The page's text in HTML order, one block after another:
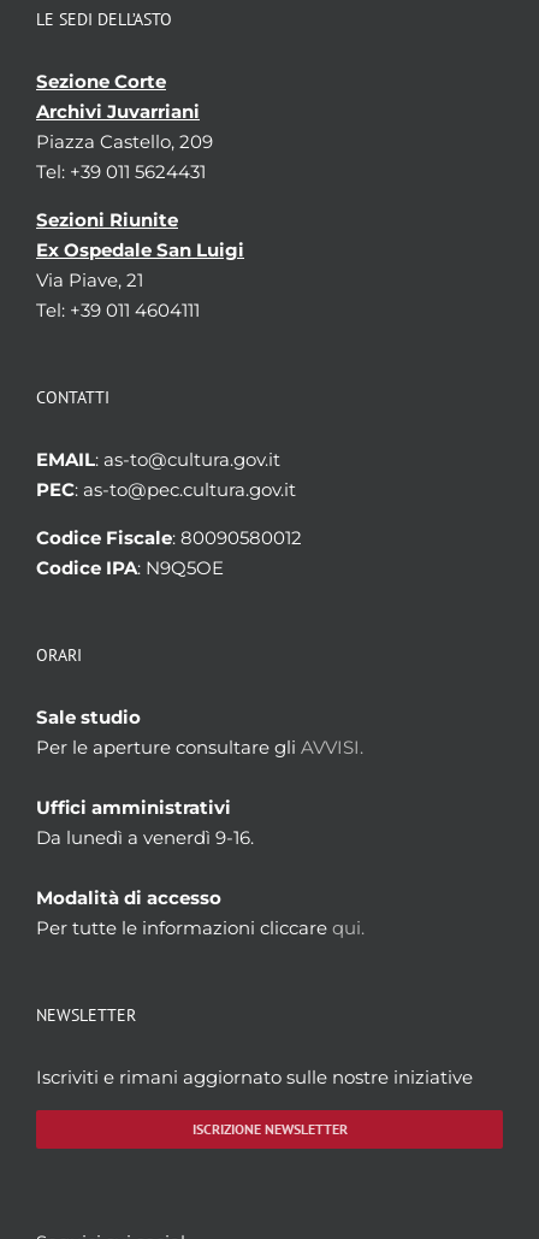
LE SEDI DELL’ASTO
Sezione Corte
Archivi Juvarriani
Piazza Castello, 209
Tel: +39 011 5624431
Sezioni Riunite
Ex Ospedale San Luigi
Via Piave, 21
Tel: +39 011 4604111
CONTATTI
EMAIL: as-to@cultura.gov.it
PEC: as-to@pec.cultura.gov.it
Codice Fiscale: 80090580012
Codice IPA: N9Q5OE
ORARI
Sale studio
Per le aperture consultare gli AVVISI.
Uffici amministrativi
Da lunedì a venerdì 9-16.
Modalità di accesso
Per tutte le informazioni cliccare qui.
NEWSLETTER
Iscriviti e rimani aggiornato sulle nostre iniziative
ISCRIZIONE NEWSLETTER